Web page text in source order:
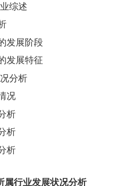
综述
发展阶段
发展特征
分析
况
析
析
析
属行业发展状况分析